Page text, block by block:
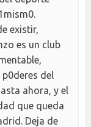
existir,
es un club
del
ahora, y el
que queda
Deja de